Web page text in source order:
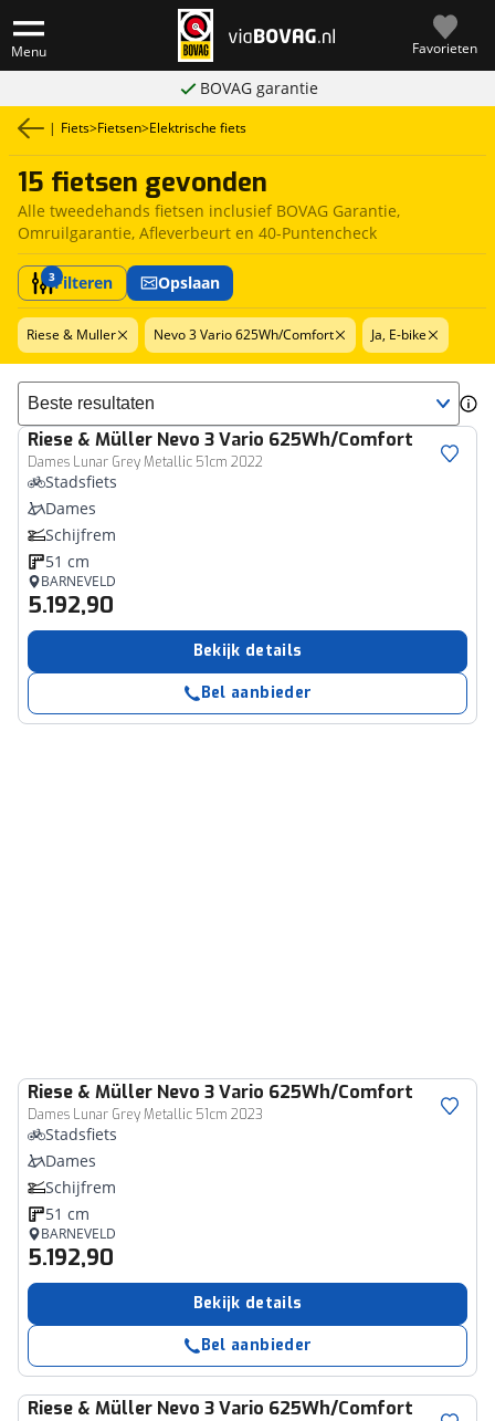
Menu Favorieten
BOVAG garantie
| Fiets>Fietsen>Elektrische fiets
15 fietsen gevonden
Alle tweedehands fietsen inclusief BOVAG Garantie,
Omruilgarantie, Afleverbeurt en 40-Puntencheck
3Filteren Opslaan
Riese & Muller Nevo 3 Vario 625Wh/Comfort Ja, E-bike
Sorteer resultaten
Riese & Müller Nevo 3 Vario 625Wh/Comfort
Dames Lunar Grey Metallic 51cm 2022
Stadsfiets
Dames
Schijfrem
51 cm
BARNEVELD
5.192,90
Bekijk details
Bel aanbieder
Riese & Müller Nevo 3 Vario 625Wh/Comfort
Dames Lunar Grey Metallic 51cm 2023
Stadsfiets
Dames
Schijfrem
51 cm
BARNEVELD
5.192,90
Bekijk details
Bel aanbieder
Riese & Müller Nevo 3 Vario 625Wh/Comfort